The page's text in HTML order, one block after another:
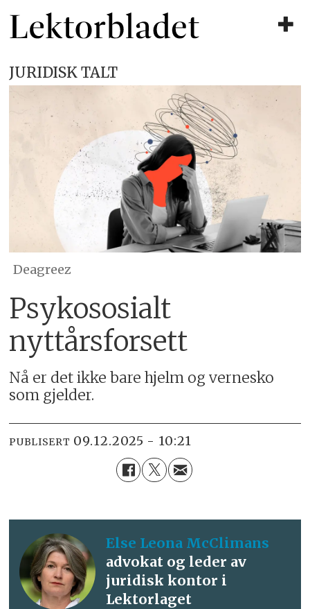
JURIDISK TALT
Deagreez
Psykososialt
nyttårsforsett
Nå er det ikke bare hjelm og vernesko
som gjelder.
PUBLISERT 09.12.2025 - 10:21
Else Leona McClimans
advokat og leder av
juridisk kontor i
Lektorlaget